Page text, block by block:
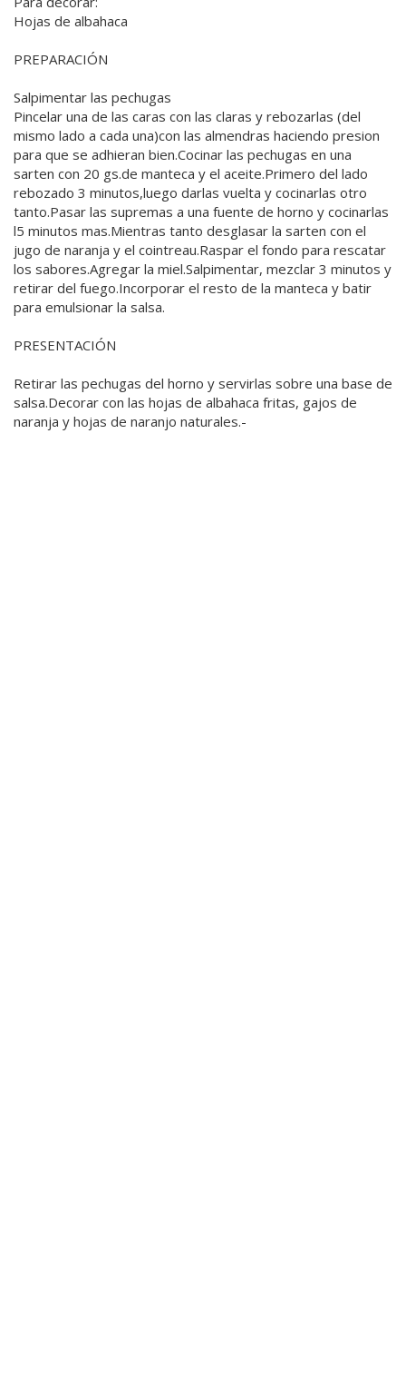
Hojas de albahaca
PREPARACIÓN
Salpimentar las pechugas
Pincelar una de las caras con las claras y rebozarlas (del
mismo lado a cada una)con las almendras haciendo presion
para que se adhieran bien.Cocinar las pechugas en una
sarten con 20 gs.de manteca y el aceite.Primero del lado
rebozado 3 minutos,luego darlas vuelta y cocinarlas otro
tanto.Pasar las supremas a una fuente de horno y cocinarlas
l5 minutos mas.Mientras tanto desglasar la sarten con el
jugo de naranja y el cointreau.Raspar el fondo para rescatar
los sabores.Agregar la miel.Salpimentar, mezclar 3 minutos y
retirar del fuego.Incorporar el resto de la manteca y batir
para emulsionar la salsa.
PRESENTACIÓN
Retirar las pechugas del horno y servirlas sobre una base de
salsa.Decorar con las hojas de albahaca fritas, gajos de
naranja y hojas de naranjo naturales.-